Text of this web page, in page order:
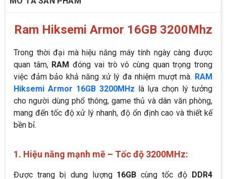
Ram Hiksemi Armor 16GB 3200Mhz
Trong thời đại mà hiệu năng máy tính ngày càng được
quan tâm, RAM đóng vai trò vô cùng quan trọng trong
việc đảm bảo khả năng xử lý đa nhiệm mượt mà. RAM
Hiksemi Armor 16GB 3200MHz là lựa chọn lý tưởng
cho người dùng phổ thông, game thủ và dân văn phòng,
mang đến tốc độ xử lý nhanh, độ ổn định cao và thiết kế
bền bỉ.
1. Hiệu năng mạnh mẽ – Tốc độ 3200MHz:
Được trang bị dung lượng 16GB cùng tốc độ
DDR4